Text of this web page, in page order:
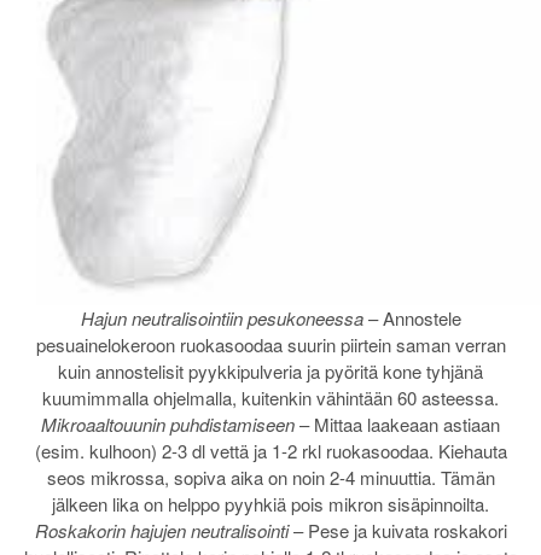
Hajun neutralisointiin pesukoneessa– Annostele
pesuainelokeroon ruokasoodaa suurin piirtein saman verran
kuin annostelisit pyykkipulveria ja pyöritä kone tyhjänä
kuumimmalla ohjelmalla, kuitenkin vähintään 60 asteessa.
Mikroaaltouunin puhdistamiseen– Mittaa laakeaan astiaan
(esim. kulhoon) 2-3 dl vettä ja 1-2 rkl ruokasoodaa. Kiehauta
seos mikrossa, sopiva aika on noin 2-4 minuuttia. Tämän
jälkeen lika on helppo pyyhkiä pois mikron sisäpinnoilta.
Roskakorin hajujen neutralisointi– Pese ja kuivata roskakori